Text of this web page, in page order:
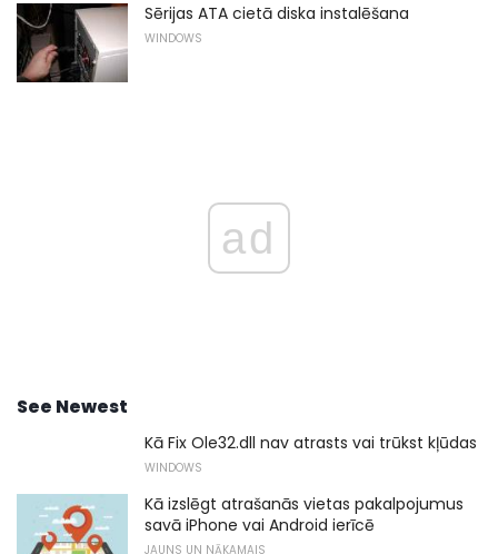
Sērijas ATA cietā diska instalēšana
WINDOWS
ad
See Newest
Kā Fix Ole32.dll nav atrasts vai trūkst kļūdas
WINDOWS
Kā izslēgt atrašanās vietas pakalpojumus
savā iPhone vai Android ierīcē
JAUNS UN NĀKAMAIS